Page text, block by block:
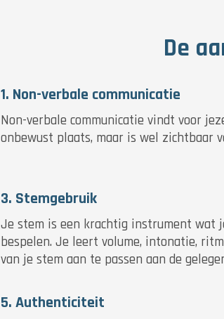
De
1. Non-verbale communicatie
Non-verbale communicatie vindt voor
onbewust plaats, maar is wel zichtbaar
3. Stemgebruik
Je stem is een krachtig instrument wat
bespelen. Je leert volume, intonatie,
van je stem aan te passen aan de
5. Authenticiteit